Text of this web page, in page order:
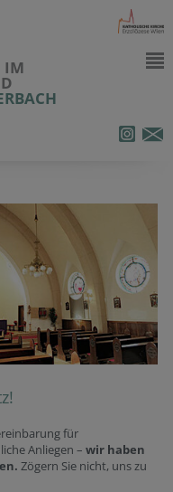
IM
für
Anliegen – wir haben
Zögern Sie nicht, uns zu